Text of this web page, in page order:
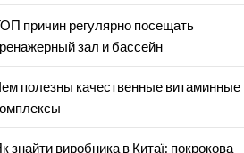
причин регулярно посещать
зал и бассейн
полезны качественные витаминные
знайти виробника в Китаї: покрокова